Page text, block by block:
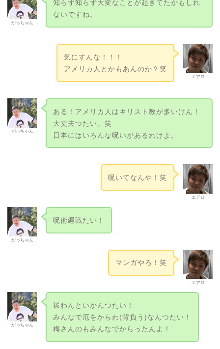
がっちゃん
知らず知らず大変なことが起きてたかもしれ
ないですね。
エアロ
気にすんな！！！
アメリカ人とかもあんのか？笑
がっちゃん
ある！アメリカ人はキリスト教が多いけん！
大丈夫つたい。笑
日本にはいろんな呪いがあるわけよ。
エアロ
呪いてなんや！笑
がっちゃん
呪術廻戦たい！
エアロ
マンガやろ！笑
がっちゃん
祓わんといかんつたい！
みんなで厄をからわ(背負う)なんつたい！
梅さんのもみんなでからったんよ！